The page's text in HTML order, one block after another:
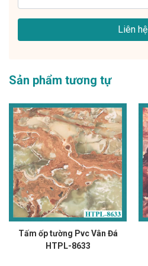
Liên hệ
Sản phẩm tương tự
Tấm ốp tường Pvc Vân Đá
HTPL-8633